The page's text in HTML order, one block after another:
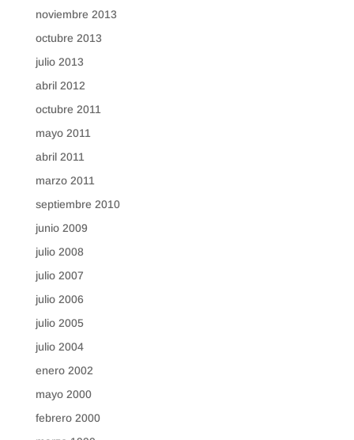
noviembre 2013
octubre 2013
julio 2013
abril 2012
octubre 2011
mayo 2011
abril 2011
marzo 2011
septiembre 2010
junio 2009
julio 2008
julio 2007
julio 2006
julio 2005
julio 2004
enero 2002
mayo 2000
febrero 2000